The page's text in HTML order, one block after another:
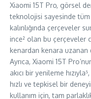
Xiaomi 15T Pro, görsel
teknolojisi sayesinde
kalınlığında çerçeveler
ince² olan bu çerçeveler
kenardan kenara uzanan
Ayrıca, Xiaomi 15T
akıcı bir yenileme
hızlı ve tepkisel bir
kullanım için, tam